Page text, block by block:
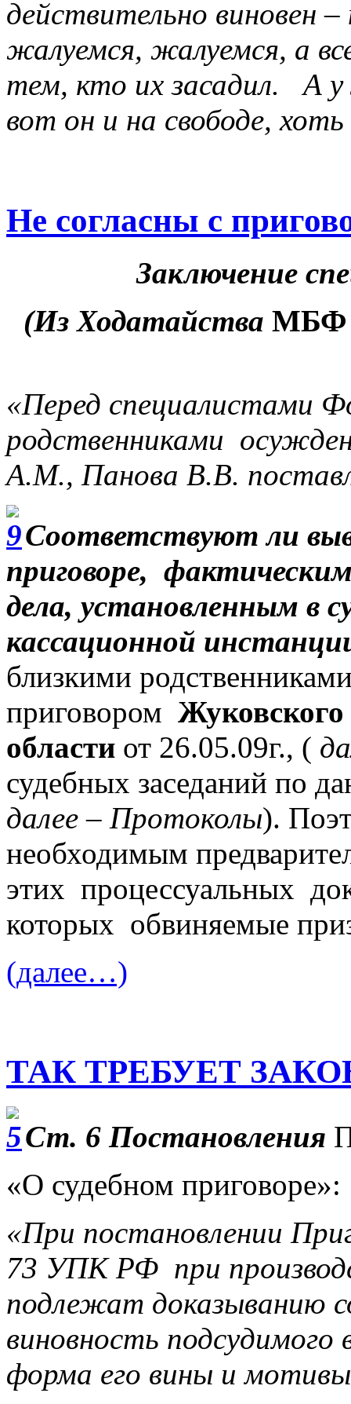
действительно виновен
жалуемся, жалуемся, а
тем, кто их засадил. А у
вот он и на свободе,
Не согласны с
Заключение
(Из Ходатайства МБФ
«Перед специалистами
родственниками
А.М., Панова В.В.
Соответствуют ли
приговоре,
дела, установленным в
кассационной
близкими
приговором
области от 26.05.09г., (
судебных заседаний по
далее – Протоколы).
необходимым
этих процессуальных
которых обвиняемые
(далее…)
ТАК ТРЕБУЕТ
Ст. 6 Постановления
«О судебном приговоре»:
«При постановлении
73 УПК РФ при
подлежат доказыванию
виновность
форма его вины и